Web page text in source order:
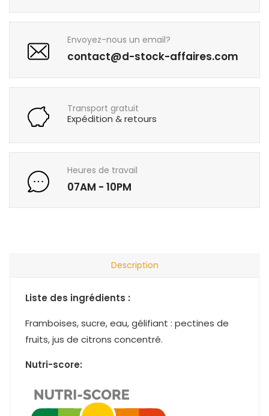
Envoyez-nous un email?
contact@d-stock-affaires.com
Transport gratuit
Expédition & retours
Heures de travail
07AM - 10PM
Description
Liste des ingrédients :
Framboises, sucre, eau, gélifiant : pectines de
fruits, jus de citrons concentré.
Nutri-score: